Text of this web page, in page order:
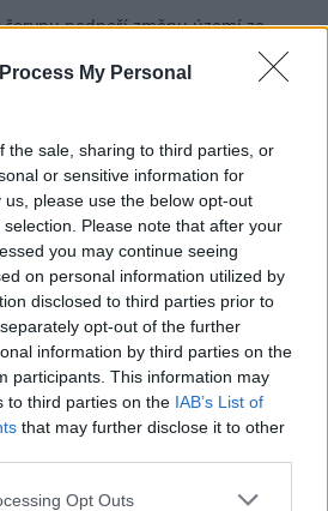
My Personal
the sale, sharing to third parties, or
or sensitive information for
please use the below opt-out
Please note that after your
you may continue seeing
on personal information utilized by
disclosed to third parties prior to
opt-out of the further
information by third parties on the
participants. This information may
to third parties on the IAB’s List of
that may further disclose it to other
Opt Outs
podpoří změnu území ze
golfového hřiště nic bránit. Jak
projektu by byla revitalizace
civilních škol. Pozemky, na kterých
jsou v majetku městské části a